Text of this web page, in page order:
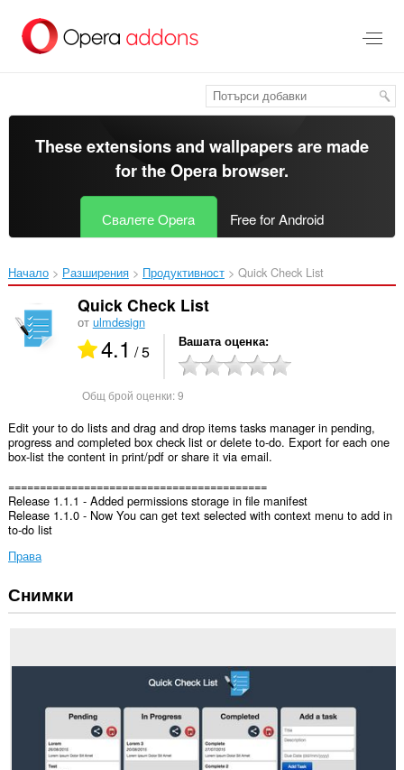
главното
съдържание
These extensions and wallpapers are made
for theOpera browser.
Свалете Opera Free for Android
Начало Разширения Продуктивност Quick Check List‎
Quick Check List
от ulmdesign
4.1 / 5 Вашата оценка
Общ брой оценки:9
Edit your to do lists and drag and drop items tasks manager in pending,
progress and completed box check list or delete to-do. Export for each one
box-list the content in print/pdf or share it via email.
=========================================
Release 1.1.1 - Added permissions storage in file manifest
Release 1.1.0 - Now You can get text selected with context menu to add in
to-do list
Права
Това
разширение
достъп
сайтове.
Снимки